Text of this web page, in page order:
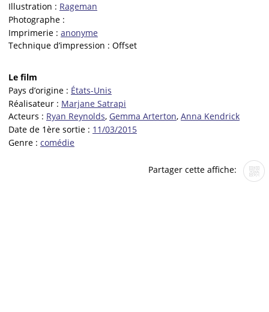
Illustration : Rageman
Photographe :
Imprimerie : anonyme
Technique d’impression : Offset
Le film
Pays d’origine : États-Unis
Réalisateur : Marjane Satrapi
Acteurs : Ryan Reynolds, Gemma Arterton, Anna Kendrick
Date de 1ère sortie : 11/03/2015
Genre : comédie
Partager cette affiche: